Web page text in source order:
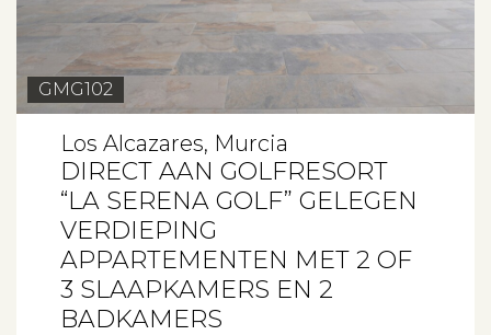
GMG102
Los Alcazares, Murcia
DIRECT AAN GOLFRESORT
“LA SERENA GOLF” GELEGEN
VERDIEPING
APPARTEMENTEN MET 2 OF
3 SLAAPKAMERS EN 2
BADKAMERS